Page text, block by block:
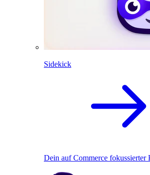
Sidekick
Dein auf Commerce fokussierter